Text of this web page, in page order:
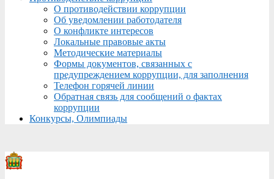
О противодействии коррупции
Об уведомлении работодателя
О конфликте интересов
Локальные правовые акты
Методические материалы
Формы документов, связанных с
предупреждением коррупции, для заполнения
Телефон горячей линии
Обратная связь для сообщений о фактах
коррупции
Конкурсы, Олимпиады